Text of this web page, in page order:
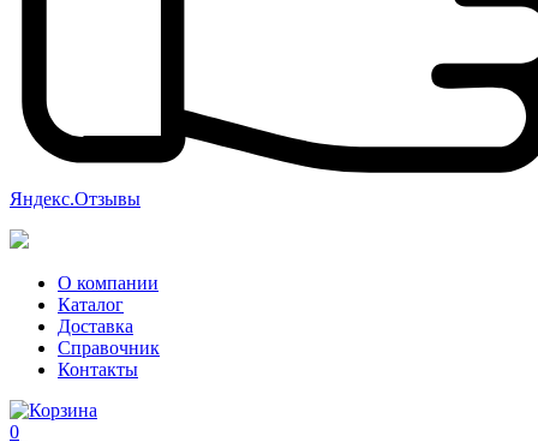
Яндекс.Отзывы
О компании
Каталог
Доставка
Справочник
Контакты
0